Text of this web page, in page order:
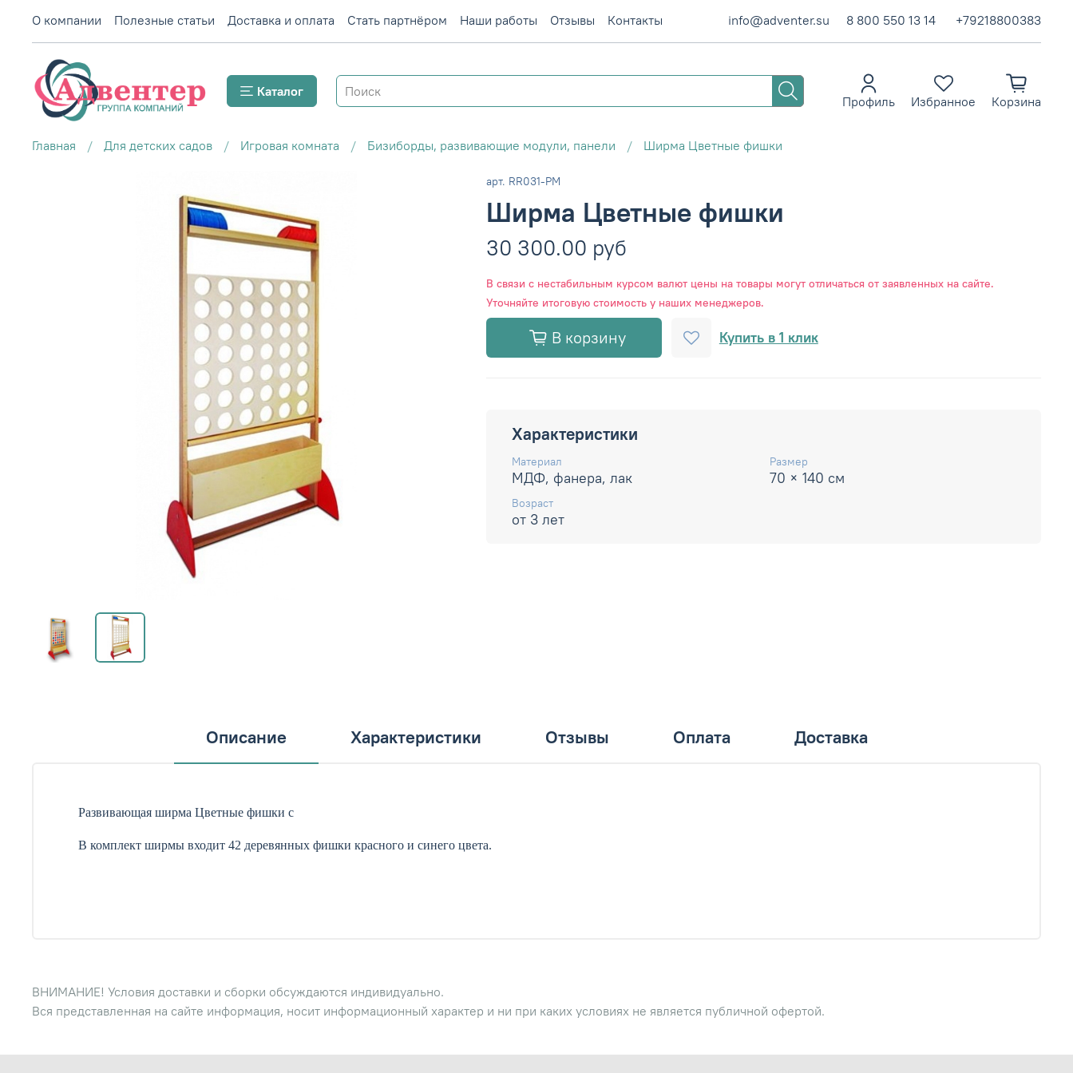
О компании Полезные статьи Доставка и оплата Стать партнёром Наши работы Отзывы Контакты info@adventer.su 8 800 550 13 14 +79218800383
Каталог
Профиль Избранное Корзина
Главная Для детских садов Игровая комната Бизиборды, развивающие модули, панели Ширма Цветные фишки
арт. RR031-РМ
Ширма Цветные фишки
30 300.00 руб
В связи с нестабильным курсом валют цены на товары могут отличаться от заявленных на сайте.
Уточняйте итоговую стоимость у наших менеджеров.
В корзину Купить в 1 клик
Характеристики
Материал
МДФ, фанера, лак
Размер
70 × 140 см
Возраст
от 3 лет
Описание Характеристики Отзывы Оплата Доставка
Развивающая ширма Цветные фишки с
В комплект ширмы входит 42 деревянных фишки красного и синего цвета.
ВНИМАНИЕ! Условия доставки и сборки обсуждаются индивидуально.
Вся представленная на сайте информация, носит информационный характер и ни при каких условиях не является публичной офертой.